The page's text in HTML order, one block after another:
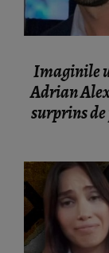
Imaginile
Adrian
surprins